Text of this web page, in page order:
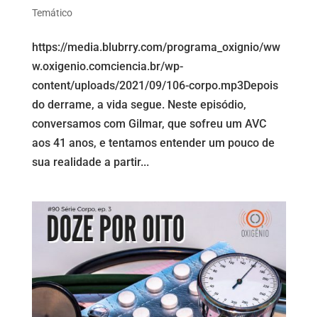
Temático
https://media.blubrry.com/programa_oxignio/ww
w.oxigenio.comciencia.br/wp-
content/uploads/2021/09/106-corpo.mp3Depois
do derrame, a vida segue. Neste episódio,
conversamos com Gilmar, que sofreu um AVC
aos 41 anos, e tentamos entender um pouco de
sua realidade a partir...